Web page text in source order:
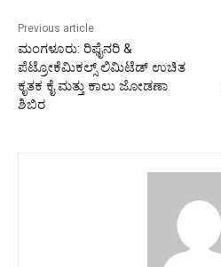
Previous article
ಮಂಗಳೂರು: ರಿಫೈನರಿ &
ಪೆಟ್ರೋಕೆಮಿಕಲ್ಸ್ ಲಿಮಿಟೆಡ್ ಉಚಿತ
ಕೃತಕ ಕೈ ಮತ್ತು ಕಾಲು ಜೋಡಣಾ
ಶಿಬಿರ